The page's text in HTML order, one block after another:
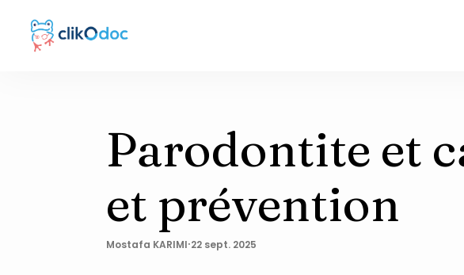
Parodontite et
et prévention
Mostafa KARIMI·22 sept. 2025